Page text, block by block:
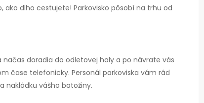
dlho cestujete! Parkovisko pôsobí na trhu od
načas doradia do odletovej haly a po návrate vás
čase telefonicky. Personál parkoviska vám rád
nakládku vášho batožiny.